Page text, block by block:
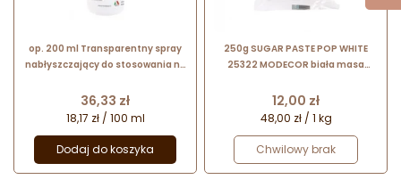
op. 200 ml Transparentny spray
nabłyszczający do stosowania na
cukierniczych - Gelatina Spray
23239 Modecor
Cena
36,33 zł
18,17 zł / 100 ml
Dodaj do koszyka
250g SUGAR PASTE POP WHITE
25322 MODECOR biała masa
Cena
12,00 zł
48,00 zł / 1 kg
Chwilowy brak